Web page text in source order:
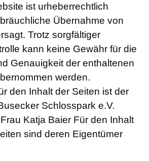
ist urheberrechtlich
Übernahme von
Trotz sorgfältiger
kann keine Gewähr für die
Genauigkeit der enthaltenen
werden.
den Inhalt der Seiten ist der
Schlosspark e.V.
Katja Baier Für den Inhalt
sind deren Eigentümer